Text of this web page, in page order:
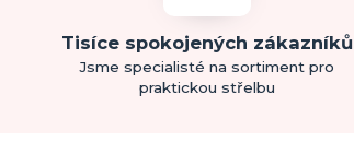
Tisíce spokojených zákazníků
Jsme specialisté na sortiment pro
praktickou střelbu